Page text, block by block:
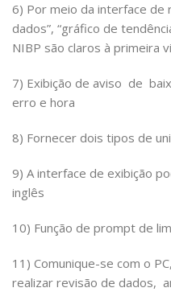
6) Por meio da interface de
dados”, “gráfico de
NIBP são claros à primeira
7) Exibição de aviso de
erro e hora
8) Fornecer dois tipos de
9)A interface de exibição
inglês
10) Função de prompt de
11)Comunique-se com o
realizar revisão de dados,